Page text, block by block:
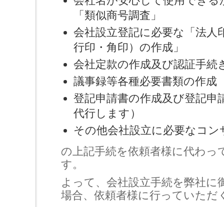
「類似商号調査」
会社設立登記に必要な「法人
行印・角印）の作成」
会社定款の作成及び認証手続
議事録等各種必要書類の作成
登記申請書の作成及び登記申
代行します）
その他会社設立に必要なコ
の上記手続を依頼者様に代わっ
す。
よって、会社設立手続を弊社に
場合、依頼者様に行っていただ